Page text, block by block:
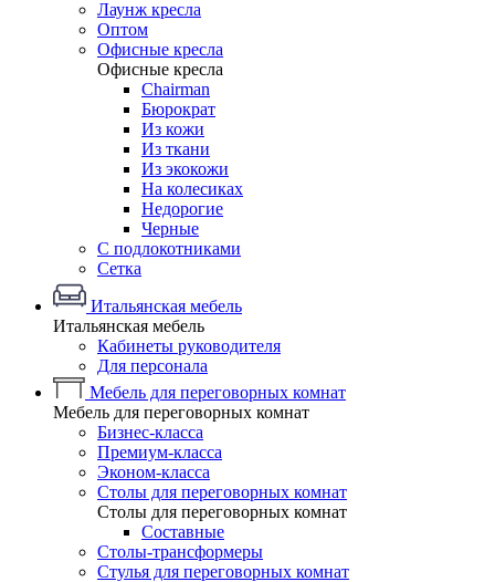
Лаунж кресла
Оптом
Офисные кресла
Офисные кресла
Chairman
Бюрократ
Из кожи
Из ткани
Из экокожи
На колесиках
Недорогие
Черные
С подлокотниками
Сетка
Итальянская мебель
Итальянская мебель
Кабинеты руководителя
Для персонала
Мебель для переговорных комнат
Мебель для переговорных комнат
Бизнес-класса
Премиум-класса
Эконом-класса
Столы для переговорных комнат
Столы для переговорных комнат
Составные
Столы-трансформеры
Стулья для переговорных комнат